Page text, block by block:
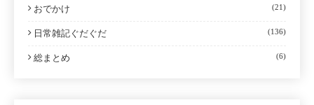
おでかけ (21)
日常雑記ぐだぐだ (136)
総まとめ (6)